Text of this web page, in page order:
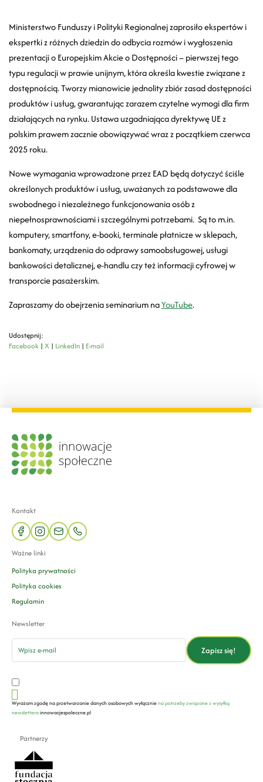
Ministerstwo Funduszy i Polityki Regionalnej zaprosiło ekspertów i
ekspertki z różnych dziedzin do odbycia rozmów i wygłoszenia
prezentacji o Europejskim Akcie o Dostępności – pierwszej tego
typu regulacji w prawie unijnym, która określa kwestie związane z
dostępnością. Tworzy mianowicie jednolity zbiór zasad dostępności
produktów i usług, gwarantując zarazem czytelne wymogi dla firm
działających na rynku. Ustawa uzgadniająca dyrektywę UE z
polskim prawem zacznie obowiązywać wraz z początkiem czerwca
2025 roku.
Nowe wymagania wprowadzone przez EAD będą dotyczyć ściśle
określonych produktów i usług, uważanych za podstawowe dla
swobodnego i niezależnego funkcjonowania osób z
niepełnosprawnościami i szczególnymi potrzebami. Są to m.in.
komputery, smartfony, e-booki, terminale płatnicze w sklepach,
bankomaty, urządzenia do odprawy samoobsługowej, usługi
bankowości detalicznej, e-handlu czy też informacji cyfrowej w
transporcie pasażerskim.
Zapraszamy do obejrzenia seminarium naYouTube.
Udostępnij:
Facebook | X | LinkedIn | E-mail
Kontakt
facebookinstagram
mail phone
Ważne linki
Polityka prywatności
Polityka cookies
Regulamin
Newsletter
email
Zapisz się!
Wyrażam zgodę na przetwarzanie danych osobowych wyłączniena potrzeby związane z wysyłką
newsletterainnowacjespoleczne.pl
Partnerzy